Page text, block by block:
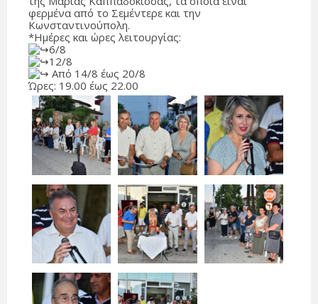
φερμένα από το Σεμέντερε και την
Κωνσταντινούπολη.
*Ημέρες και ώρες λειτουργίας:
6/8
12/8
Από 14/8 έως 20/8
Ώρες: 19.00 έως 22.00